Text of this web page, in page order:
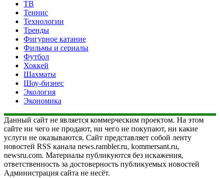
ТВ
Теннис
Технологии
Тренды
Фигурное катание
Фильмы и сериалы
Футбол
Хоккей
Шахматы
Шоу-бизнес
Экология
Экономика
Данный сайт не является коммерческим проектом. На этом
сайте ни чего не продают, ни чего не покупают, ни какие
услуги не оказываются. Сайт представляет собой ленту
новостей RSS канала news.rambler.ru, kommersant.ru,
newsru.com. Материалы публикуются без искажения,
ответственность за достоверность публикуемых новостей
Администрация сайта не несёт.